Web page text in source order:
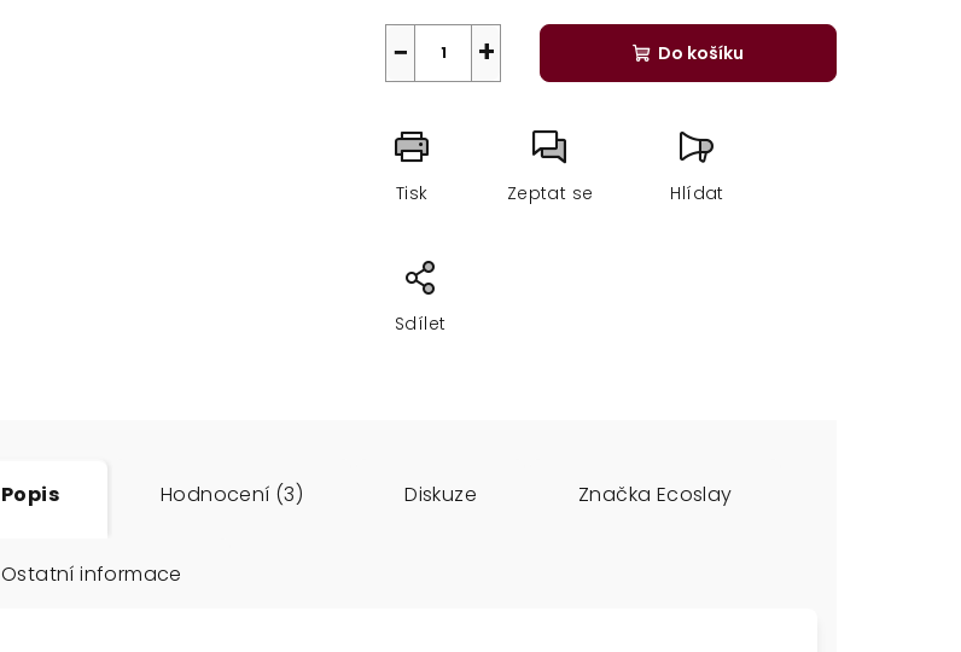
+
− Do košíku
Tisk Zeptat se Hlídat
Sdílet
Popis Hodnocení (3) Diskuze Značka Ecoslay
Ostatní informace